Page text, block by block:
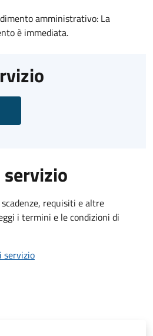
amministrativo: La
è immediata.
requisiti e altre
i termini e le condizioni di
servizio